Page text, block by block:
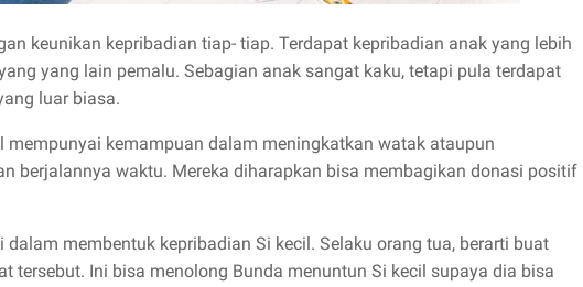
keunikan kepribadian tiap- tiap. Terdapat kepribadian anak yang lebih
yang lain pemalu. Sebagian anak sangat kaku, tetapi pula terdapat
luar biasa.
mempunyai kemampuan dalam meningkatkan watak ataupun
berjalannya waktu. Mereka diharapkan bisa membagikan donasi positif
membentuk kepribadian Si kecil. Selaku orang tua, berarti buat
tersebut. Ini bisa menolong Bunda menuntun Si kecil supaya dia bisa